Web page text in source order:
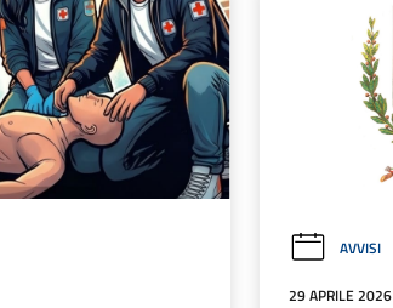
AVVISI
29 APRILE 2026